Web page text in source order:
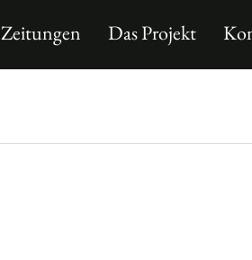
Zeitungen Das Projekt